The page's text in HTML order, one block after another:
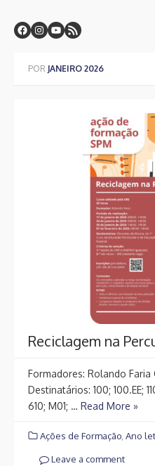
to
content
Centro de
Sindicato dos Professores da
POR JANEIRO 2026
Reciclagem na
Formadores: Rolando
Destinatários: 100; 100.EE;
610; M01; … Read More »
Ações de Formação Ano
Leave a comment